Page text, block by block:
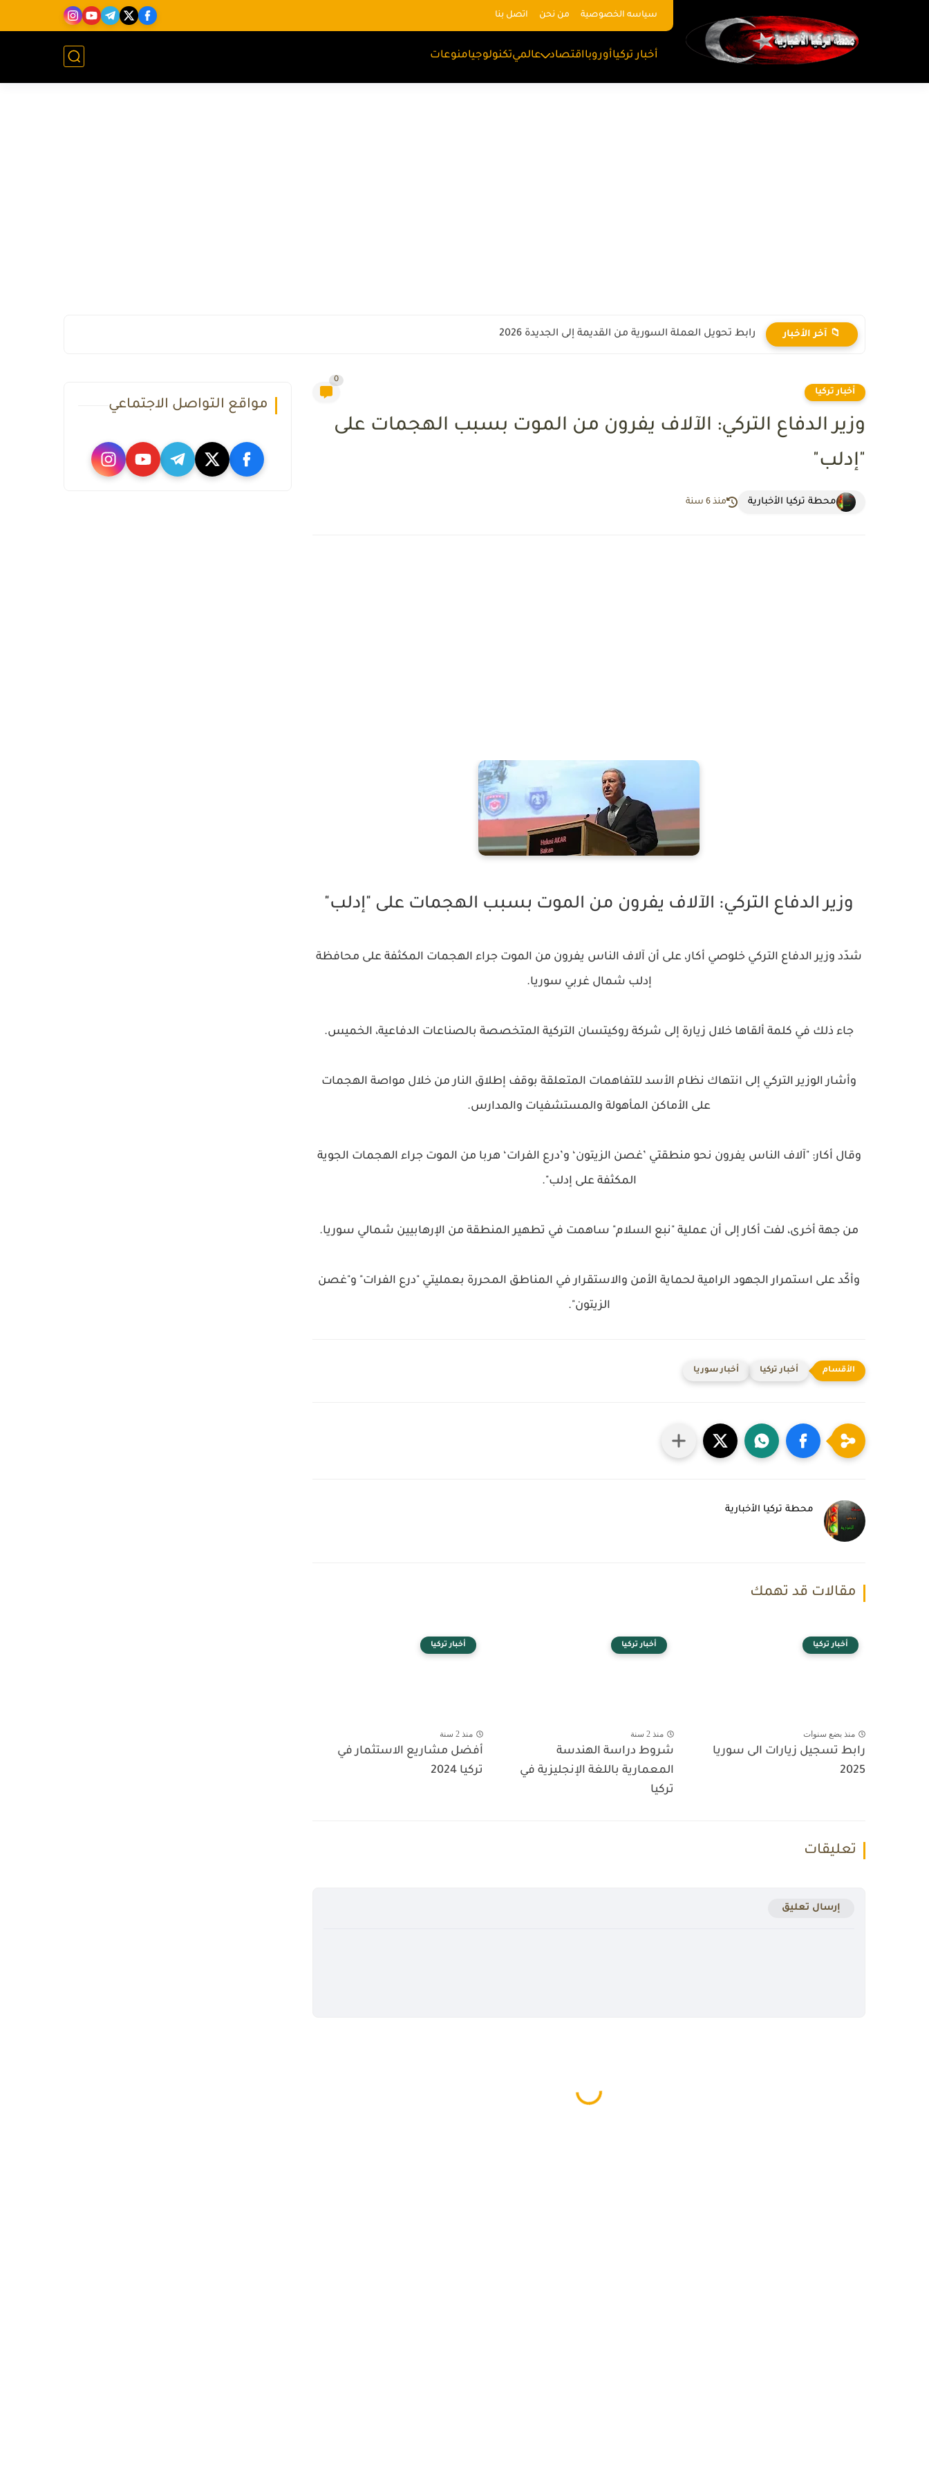
سياسه الخصوصية من نحن اتصل بنا
أخبار تركياأوروبااقتصاد عالميتكنولوجيامنوعات
📁 آخر الأخبار رابط تحويل العملة السورية من القديمة إلى الجديدة 2026
أخبار تركيا
0
وزير الدفاع التركي: الآلاف يفرون من الموت بسبب الهجمات على
"إدلب"
محطة تركيا الأخبارية منذ 6 سنة
وزير الدفاع التركي: الآلاف يفرون من الموت بسبب الهجمات على "إدلب"
شدّد وزير الدفاع التركي خلوصي أكار، على أن آلاف الناس يفرون من الموت جراء الهجمات المكثفة على محافظة
إدلب شمال غربي سوريا.
جاء ذلك في كلمة ألقاها خلال زيارة إلى شركة روكيتسان التركية المتخصصة بالصناعات الدفاعية، الخميس.
وأشار الوزير التركي إلى انتهاك نظام الأسد للتفاهمات المتعلقة بوقف إطلاق النار من خلال مواصة الهجمات
على الأماكن المأهولة والمستشفيات والمدارس.
وقال أكار: "آلاف الناس يفرون نحو منطقتي ’غصن الزيتون‘ و’درع الفرات‘ هربا من الموت جراء الهجمات الجوية
المكثفة على إدلب".
من جهة أخرى، لفت أكار إلى أن عملية "نبع السلام" ساهمت في تطهير المنطقة من الإرهابيين شمالي سوريا.
وأكّد على استمرار الجهود الرامية لحماية الأمن والاستقرار في المناطق المحررة بعمليتي "درع الفرات" و"غصن
الزيتون".
أخبار تركيا أخبار سوريا
محطة تركيا الأخبارية
مقالات قد تهمك
أخبار تركيا
منذ بضع سنوات
رابط تسجيل زيارات الى سوريا
2025
أخبار تركيا
منذ 2 سنة
شروط دراسة الهندسة
المعمارية باللغة الإنجليزية في
تركيا
أخبار تركيا
منذ 2 سنة
أفضل مشاريع الاستثمار في
تركيا 2024
تعليقات
إرسال تعليق
مواقع التواصل الاجتماعي